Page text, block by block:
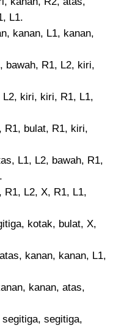
L1.
kanan, L1, kanan,
bawah, R1, L2, kiri,
L2, kiri, kiri, R1, L1,
R1, bulat, R1, kiri,
L1, L2, bawah, R1,
R1, L2, X, R1, L1,
kotak, bulat, X,
atas, kanan, kanan, L1,
kanan, atas,
segitiga, segitiga,